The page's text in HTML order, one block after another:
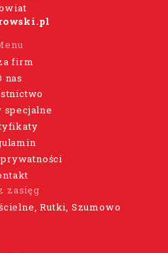
firm
nas
specjalne
zasięg
Rutki, Szumowo